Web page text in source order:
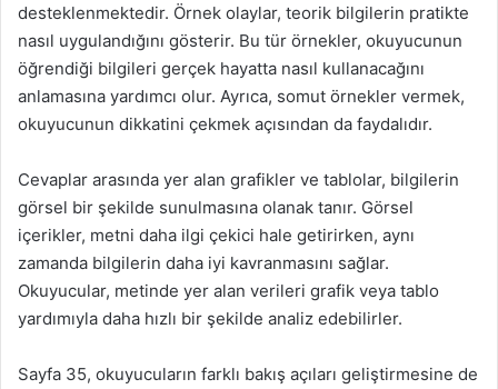
desteklenmektedir. Örnek olaylar, teorik bilgilerin pratikte
nasıl uygulandığını gösterir. Bu tür örnekler, okuyucunun
öğrendiği bilgileri gerçek hayatta nasıl kullanacağını
anlamasına yardımcı olur. Ayrıca, somut örnekler vermek,
okuyucunun dikkatini çekmek açısından da faydalıdır.
Cevaplar arasında yer alan grafikler ve tablolar, bilgilerin
görsel bir şekilde sunulmasına olanak tanır. Görsel
içerikler, metni daha ilgi çekici hale getirirken, aynı
zamanda bilgilerin daha iyi kavranmasını sağlar.
Okuyucular, metinde yer alan verileri grafik veya tablo
yardımıyla daha hızlı bir şekilde analiz edebilirler.
Sayfa 35, okuyucuların farklı bakış açıları geliştirmesine de